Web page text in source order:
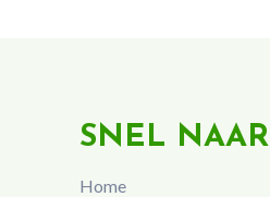
SNEL NAAR
Home